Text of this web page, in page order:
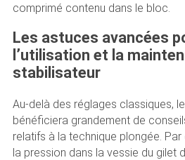
comprimé contenu dans le bloc.
Les astuces avancées
l’utilisation et la
stabilisateur
Au-delà des réglages classiques,
bénéficiera grandement de
relatifs à la technique plongée.
la pression dans la vessie du gilet